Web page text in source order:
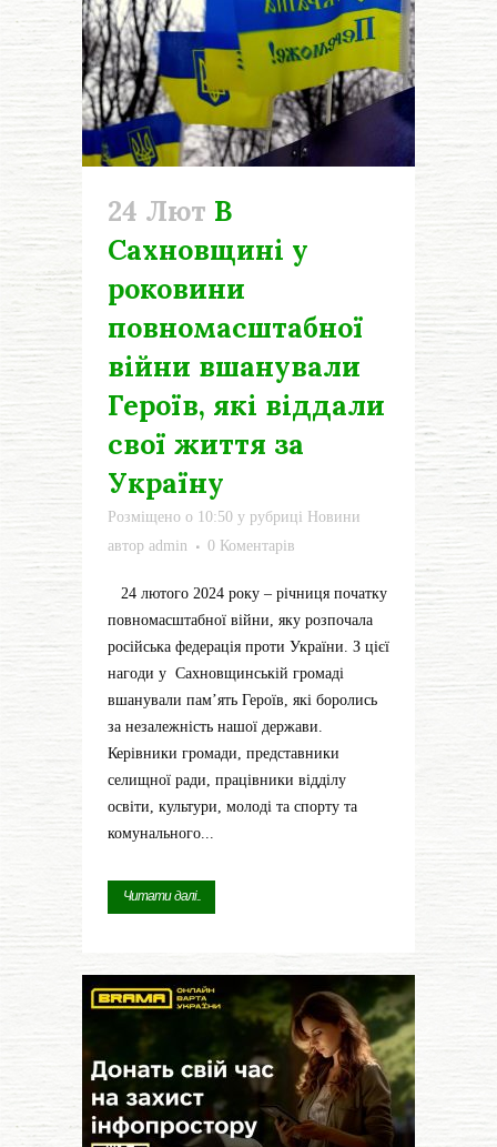
24 Лют В
Сахновщині у
роковини
повномасштабної
війни вшанували
Героїв, які віддали
свої життя за
Україну
Розміщено о 10:50 у рубриці Новини
автор admin 0 Коментарів
24 лютого 2024 року – річниця початку
повномасштабної війни, яку розпочала
російська федерація проти України. З цієї
нагоди у Сахновщинській громаді
вшанували пам’ять Героїв, які боролись
за незалежність нашої держави.
Керівники громади, представники
селищної ради, працівники відділу
освіти, культури, молоді та спорту та
комунального...
Читати далі...